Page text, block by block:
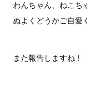
わんちゃん、ねこち
ぬよくどうかご自愛
また報告しますね！